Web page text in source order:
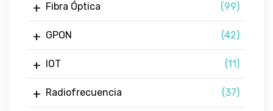
Fibra Óptica (99)
GPON (42)
IOT (11)
Radiofrecuencia (37)